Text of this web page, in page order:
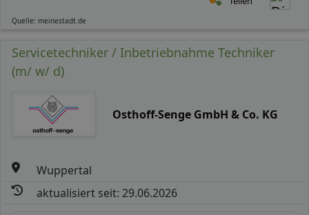
Quelle: meinestadt.de
Servicetechniker / Inbetriebnahme Techniker
(m/ w/ d)
Osthoff-Senge GmbH & Co. KG
Wuppertal
aktualisiert seit: 29.06.2026